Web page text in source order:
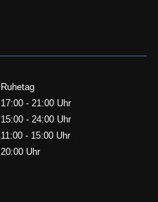
Ruhetag
17:00 - 21:00 Uhr
15:00 - 24:00 Uhr
11:00 - 15:00 Uhr
20:00 Uhr